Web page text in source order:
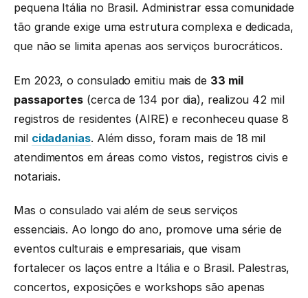
pequena Itália no Brasil. Administrar essa comunidade
tão grande exige uma estrutura complexa e dedicada,
que não se limita apenas aos serviços burocráticos.
Em 2023, o consulado emitiu mais de 33 mil
passaportes (cerca de 134 por dia), realizou 42 mil
registros de residentes (AIRE) e reconheceu quase 8
mil cidadanias. Além disso, foram mais de 18 mil
atendimentos em áreas como vistos, registros civis e
notariais.
Mas o consulado vai além de seus serviços
essenciais. Ao longo do ano, promove uma série de
eventos culturais e empresariais, que visam
fortalecer os laços entre a Itália e o Brasil. Palestras,
concertos, exposições e workshops são apenas